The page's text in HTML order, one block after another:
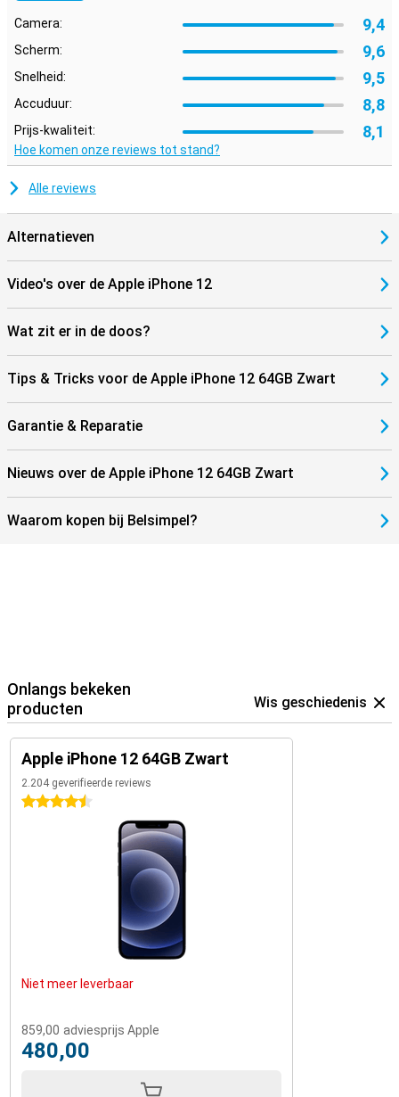
Camera:
9,4
Scherm: 9,6
Snelheid: 9,5
Accuduur: 8,8
Prijs-kwaliteit: 8,1
Hoe komen onze reviews tot stand?
Alle reviews
Alternatieven
Video's over de Apple iPhone 12
Wat zit er in de doos?
Tips & Tricks voor de Apple iPhone 12 64GB Zwart
Garantie & Reparatie
Nieuws over de Apple iPhone 12 64GB Zwart
Waarom kopen bij Belsimpel?
Onlangs bekeken
producten
Wis geschiedenis
Apple iPhone 12 64GB Zwart
2.204 geverifieerde reviews
4.5 sterren
Niet meer leverbaar
859,00 adviesprijs Apple
480,00